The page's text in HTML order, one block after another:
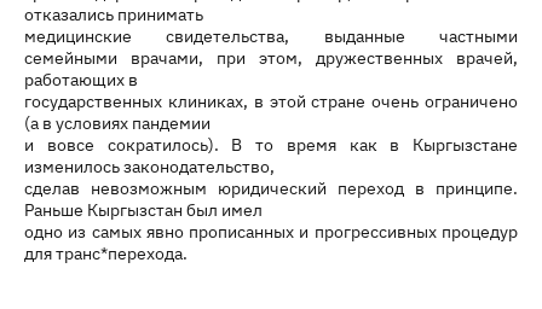
отказались принимать
медицинские свидетельства, выданные частными
семейными врачами, при этом, дружественных врачей,
работающих в
государственных клиниках, в этой стране очень ограничено
(а в условиях пандемии
и вовсе сократилось). В то время как в Кыргызстане
изменилось законодательство,
сделав невозможным юридический переход в принципе.
Раньше Кыргызстан был имел
одно из самых явно прописанных и прогрессивных процедур
для транс*перехода.